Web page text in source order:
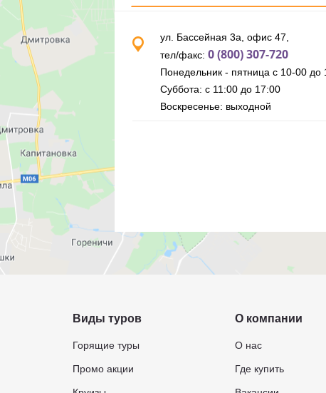
ул. Бассейная 3а, офис 47,
тел/факс: 0 (800) 307-720
Понедельник - пятница с 10-00 до
Суббота: с 11:00 до 17:00
Воскресенье: выходной
Виды туров
Горящие туры
Промо акции
О компании
О нас
Где купить